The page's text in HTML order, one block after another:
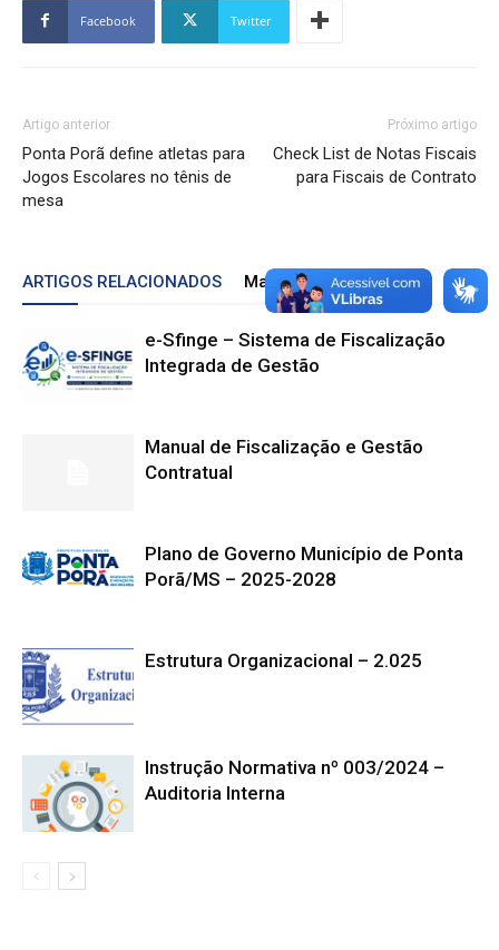
Facebook Twitter
Artigo anterior
Ponta Porã define atletas para
Jogos Escolares no tênis de
mesa
Próximo artigo
Check List de Notas Fiscais
para Fiscais de Contrato
ARTIGOS RELACIONADOS Mais do autor
e-Sfinge – Sistema de Fiscalização
Integrada de Gestão
Manual de Fiscalização e Gestão
Contratual
Plano de Governo Município de Ponta
Porã/MS – 2025-2028
Estrutura Organizacional – 2.025
Instrução Normativa nº 003/2024 –
Auditoria Interna